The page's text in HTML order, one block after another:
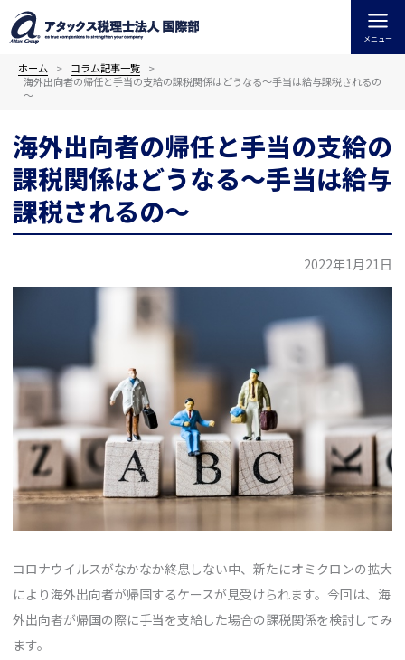
容
を
メニュー
ホーム
コラム記事一覧
海外出向者の帰任と手当の支給の課税関係はどうなる～手当は給与課税されるの
～
海外出向者の帰任と手当の支給の
課税関係はどうなる～手当は給与
課税されるの～
2022年1月21日
コロナウイルスがなかなか終息しない中、新たにオミクロンの拡大
により海外出向者が帰国するケースが見受けられます。今回は、海
外出向者が帰国の際に手当を支給した場合の課税関係を検討してみ
ます。